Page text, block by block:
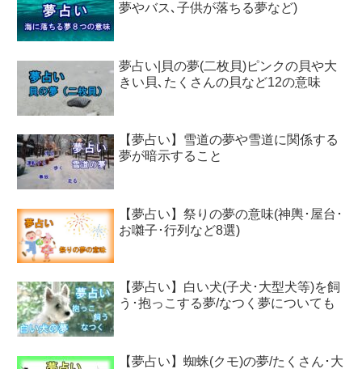
夢やバス､子供が落ちる夢など)
夢占い|貝の夢(二枚貝)ピンクの貝や大
きい貝､たくさんの貝など12の意味
【夢占い】雪道の夢や雪道に関係する
夢が暗示すること
【夢占い】祭りの夢の意味(神輿･屋台･
お囃子･行列など8選)
【夢占い】白い犬(子犬･大型犬等)を飼
う･抱っこする夢/なつく夢についても
【夢占い】蜘蛛(クモ)の夢/たくさん･大